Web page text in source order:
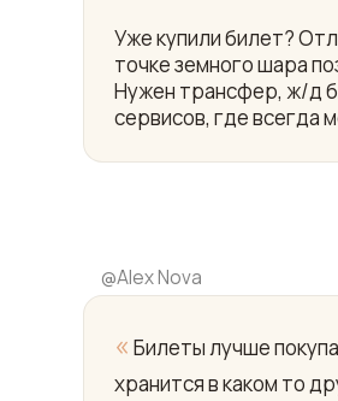
Уже купили билет?
точке земного шара
Нужен трансфер, ж/д
сервисов, где всегда
@Alex Nova
« Билеты лучше
хранится в каком то